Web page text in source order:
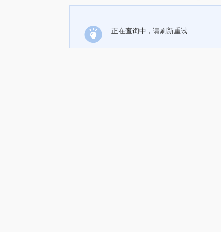
正在查询中，请刷新重试